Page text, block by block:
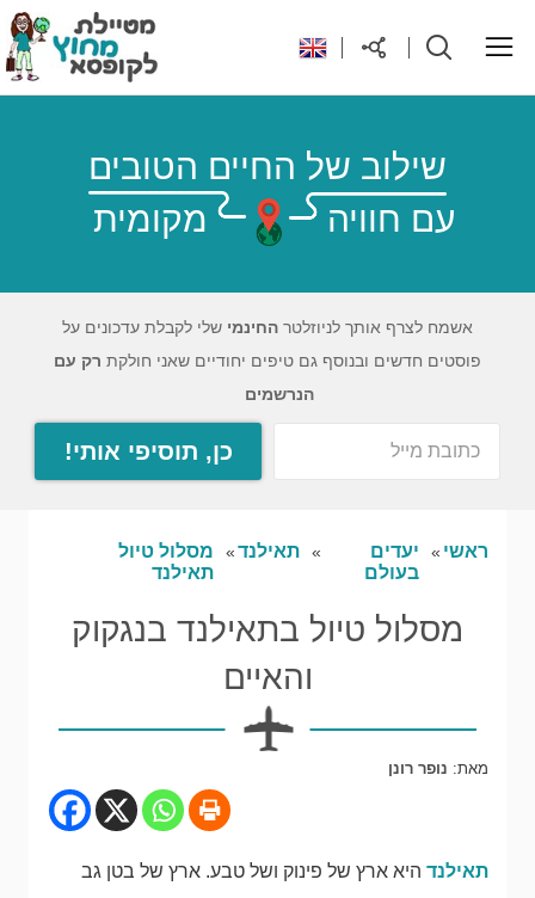
יעדים בעולם
טיפים והנחות לטיול
אודות
שילוב של החיים הטובים
עם חוויה
מקומית
אשמח לצרף אותך לניוזלטר החינמי שלי לקבלת עדכונים על
פוסטים חדשים ובנוסף גם טיפים יחודיים שאני חולקת רק עם
הנרשמים
כן, תוסיפי אותי!
ראשי
יעדים
בעולם
תאילנד
מסלול טיול
תאילנד
מסלול טיול בתאילנד בנגקוק
והאיים
מאת: נופר רונן
תאילנד היא ארץ של פינוק ושל טבע. ארץ של בטן גב